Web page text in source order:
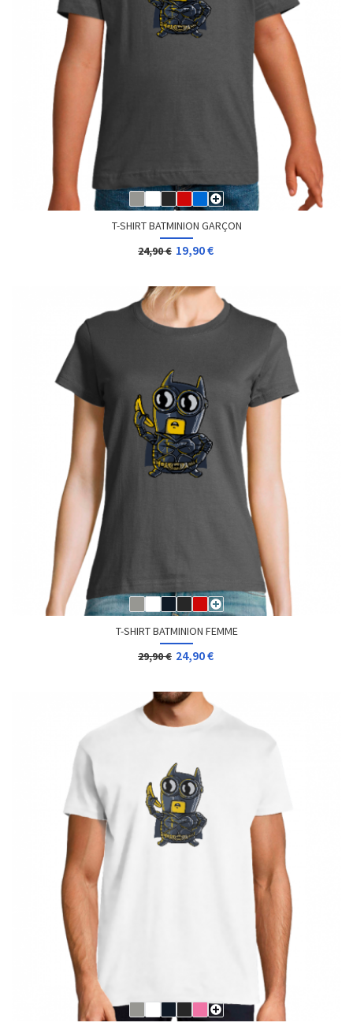
T-SHIRT BATMINION GARÇON
24,90 € 19,90 €
T-SHIRT BATMINION FEMME
29,90 € 24,90 €
T-SHIRT BATMINION HOMME